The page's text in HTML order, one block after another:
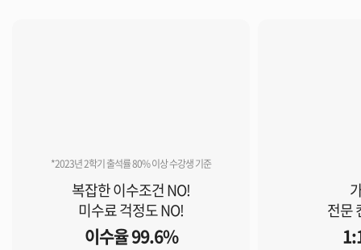
*2023년 2학기 출석률 80% 이상 수강생 기준
복잡한 이수조건 NO!
미수료 걱정도 NO!
이수율 99.6%
전문